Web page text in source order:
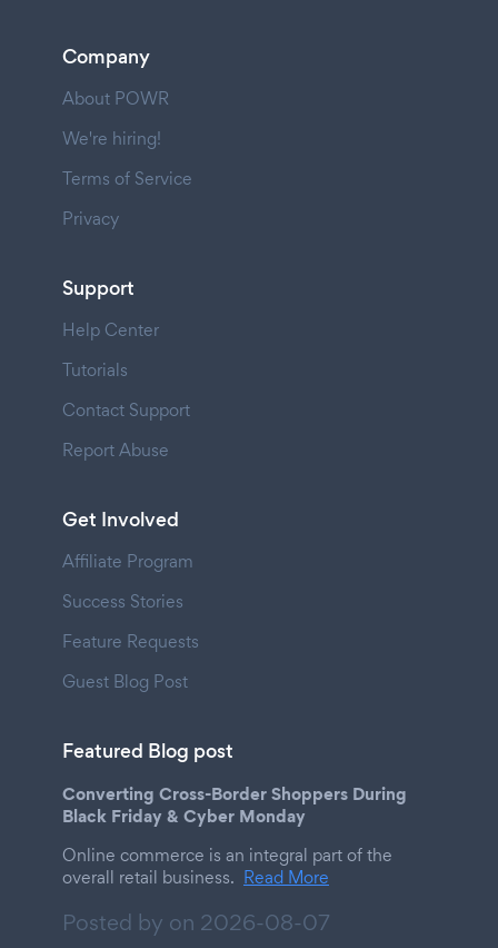
Company
About POWR
We're hiring!
Terms of Service
Privacy
Support
Help Center
Tutorials
Contact Support
Report Abuse
Get Involved
Affiliate Program
Success Stories
Feature Requests
Guest Blog Post
Featured Blog post
Converting Cross-Border Shoppers During
Black Friday & Cyber Monday
Online commerce is an integral part of the
overall retail business. Read More
Posted by on 2026-08-07